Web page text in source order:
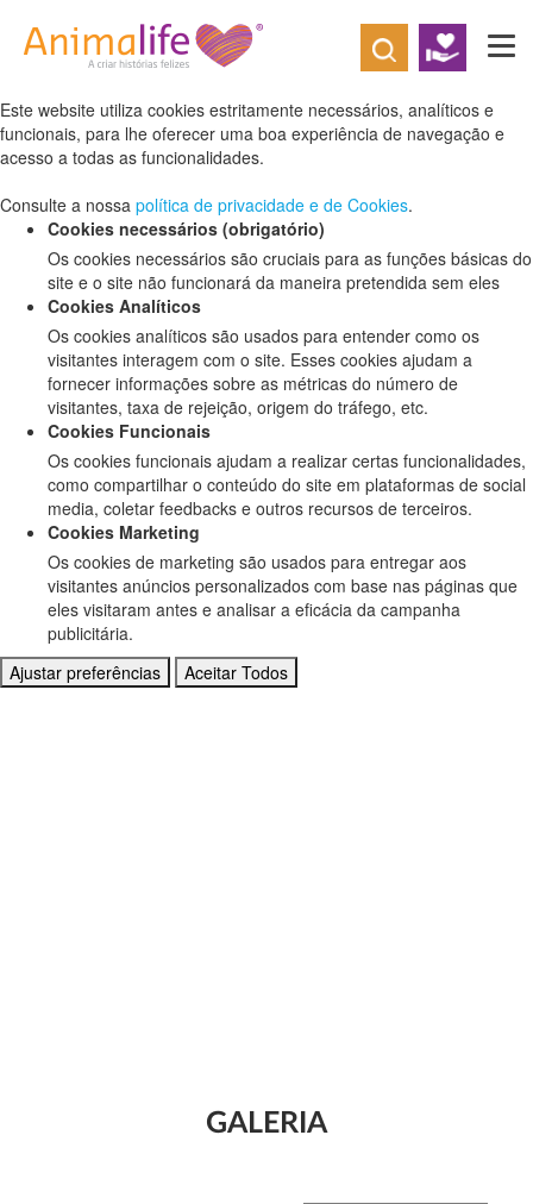
Defina as suas preferências de cookies
para este website.
Este website utiliza cookies estritamente necessários, analíticos e
funcionais, para lhe oferecer uma boa experiência de navegação e
acesso a todas as funcionalidades.
Consulte a nossa política de privacidade e de Cookies.
Cookies necessários (obrigatório)
Os cookies necessários são cruciais para as funções básicas do
site e o site não funcionará da maneira pretendida sem eles
Cookies Analíticos
Os cookies analíticos são usados para entender como os
visitantes interagem com o site. Esses cookies ajudam a
fornecer informações sobre as métricas do número de
visitantes, taxa de rejeição, origem do tráfego, etc.
Cookies Funcionais
Os cookies funcionais ajudam a realizar certas funcionalidades,
como compartilhar o conteúdo do site em plataformas de social
media, coletar feedbacks e outros recursos de terceiros.
Cookies Marketing
Os cookies de marketing são usados para entregar aos
visitantes anúncios personalizados com base nas páginas que
eles visitaram antes e analisar a eficácia da campanha
publicitária.
Ajustar preferências
Aceitar Todos
GALERIA